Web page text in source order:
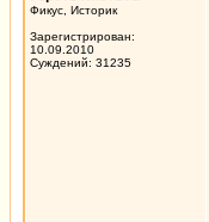
Фикус, Историк
Зарегистрирован:
10.09.2010
Суждений: 31235